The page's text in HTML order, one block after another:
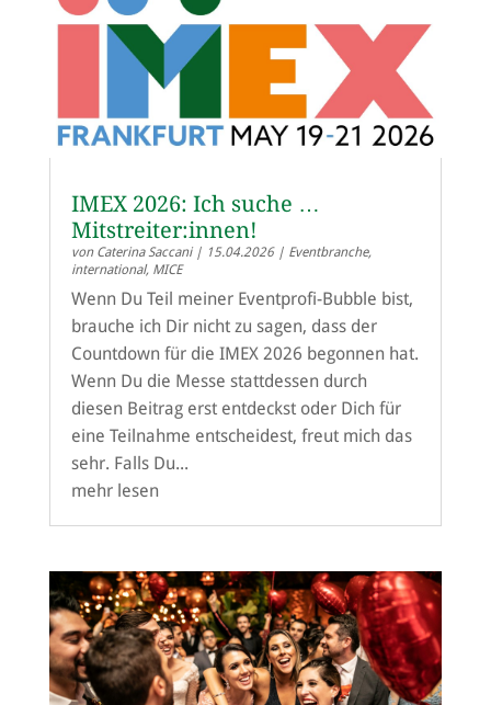
IMEX 2026: Ich suche …
Mitstreiter:innen!
von Caterina Saccani| 15.04.2026| Eventbranche,
international, MICE
Wenn Du Teil meiner Eventprofi-Bubble bist,
brauche ich Dir nicht zu sagen, dass der
Countdown für die IMEX 2026 begonnen hat.
Wenn Du die Messe stattdessen durch
diesen Beitrag erst entdeckst oder Dich für
eine Teilnahme entscheidest, freut mich das
sehr. Falls Du...
mehr lesen